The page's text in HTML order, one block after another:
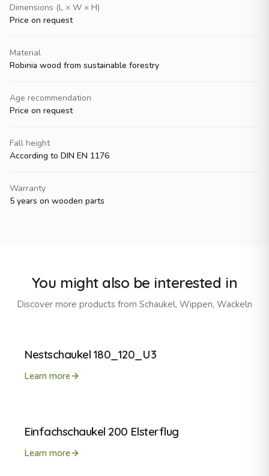
Dimensions (L × W × H)
Price on request
Material
Robinia wood from sustainable forestry
Age recommendation
Price on request
Fall height
According to DIN EN 1176
Warranty
5 years on wooden parts
You might also be interested in
Discover more products from Schaukel, Wippen, Wackeln
Nestschaukel 180_120_U3
Learn more
Einfachschaukel 200 Elsterflug
Learn more